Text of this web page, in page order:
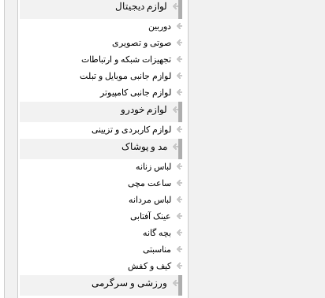
لوازم دیجیتال
دوربین
صوتی و تصویری
تجهیزات شبکه و ارتباطات
لوازم جانبی موبایل و تبلت
لوازم جانبی کامپیوتر
لوازم خودرو
لوازم کاربردی و تزیینی
مد و پوشاک
لباس زنانه
ساعت مچی
لباس مردانه
عینک آفتابی
بچه گانه
مناسبتی
کیف و کفش
ورزشی و سرگرمی